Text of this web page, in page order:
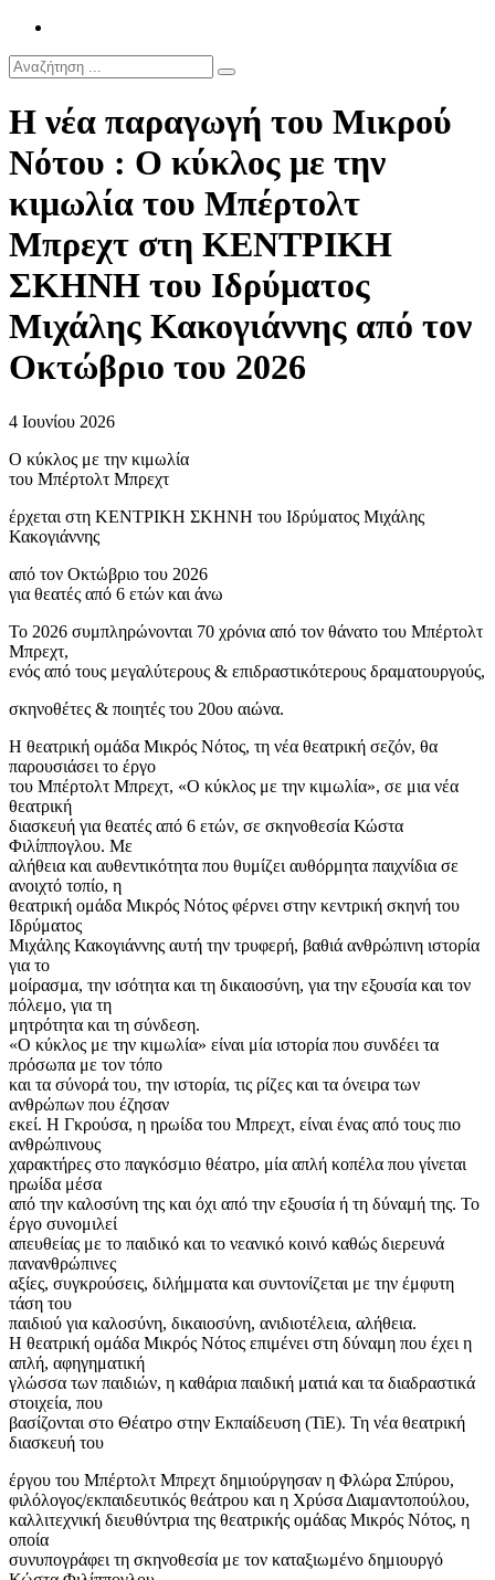
H νέα παραγωγή τoυ Μικρού
Νότου : Ο κύκλος με την
κιμωλία του Μπέρτολτ
Μπρεχτ στη ΚΕΝΤΡΙΚΗ
ΣΚΗΝΗ του Ιδρύματος
Μιχάλης Κακογιάννης από τον
Οκτώβριο του 2026
4 Ιουνίου 2026
Ο κύκλος με την κιμωλία
του Μπέρτολτ Μπρεχτ
έρχεται στη ΚΕΝΤΡΙΚΗ ΣΚΗΝΗ του Ιδρύματος Μιχάλης
Κακογιάννης
από τον Οκτώβριο του 2026
για θεατές από 6 ετών και άνω
Το 2026 συμπληρώνονται 70 χρόνια από τον θάνατο του Μπέρτολτ
Μπρεχτ,
ενός από τους μεγαλύτερους & επιδραστικότερους δραματουργούς,
σκηνοθέτες & ποιητές του 20ου αιώνα.
Η θεατρική ομάδα Μικρός Νότος, τη νέα θεατρική σεζόν, θα
παρουσιάσει το έργο
του Μπέρτολτ Μπρεχτ, «Ο κύκλος με την κιμωλία», σε μια νέα
θεατρική
διασκευή για θεατές από 6 ετών, σε σκηνοθεσία Κώστα
Φιλίππογλου. Με
αλήθεια και αυθεντικότητα που θυμίζει αυθόρμητα παιχνίδια σε
ανοιχτό τοπίο, η
θεατρική ομάδα Μικρός Νότος φέρνει στην κεντρική σκηνή του
Ιδρύματος
Μιχάλης Κακογιάννης αυτή την τρυφερή, βαθιά ανθρώπινη ιστορία
για το
μοίρασμα, την ισότητα και τη δικαιοσύνη, για την εξουσία και τον
πόλεμο, για τη
μητρότητα και τη σύνδεση.
«Ο κύκλος με την κιμωλία» είναι μία ιστορία που συνδέει τα
πρόσωπα με τον τόπο
και τα σύνορά του, την ιστορία, τις ρίζες και τα όνειρα των
ανθρώπων που έζησαν
εκεί. Η Γκρούσα, η ηρωίδα του Μπρεχτ, είναι ένας από τους πιο
ανθρώπινους
χαρακτήρες στο παγκόσμιο θέατρο, μία απλή κοπέλα που γίνεται
ηρωίδα μέσα
από την καλοσύνη της και όχι από την εξουσία ή τη δύναμή της. Το
έργο συνομιλεί
απευθείας με το παιδικό και το νεανικό κοινό καθώς διερευνά
πανανθρώπινες
αξίες, συγκρούσεις, διλήμματα και συντονίζεται με την έμφυτη
τάση του
παιδιού για καλοσύνη, δικαιοσύνη, ανιδιοτέλεια, αλήθεια.
Η θεατρική ομάδα Μικρός Νότος επιμένει στη δύναμη που έχει η
απλή, αφηγηματική
γλώσσα των παιδιών, η καθάρια παιδική ματιά και τα διαδραστικά
στοιχεία, που
βασίζονται στο Θέατρο στην Εκπαίδευση (TiE). Τη νέα θεατρική
διασκευή του
έργου του Μπέρτολτ Μπρεχτ δημιούργησαν η Φλώρα Σπύρου,
φιλόλογος/εκπαιδευτικός θεάτρου και η Χρύσα Διαμαντοπούλου,
καλλιτεχνική διευθύντρια της θεατρικής ομάδας Μικρός Νότος, η
οποία
συνυπογράφει τη σκηνοθεσία με τον καταξιωμένο δημιουργό